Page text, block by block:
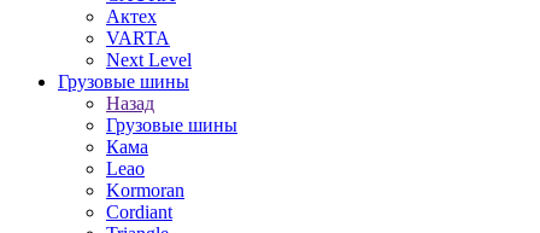
Актех
VARTA
Next Level
Грузовые шины
Назад
Грузовые шины
Кама
Leao
Kormoran
Cordiant